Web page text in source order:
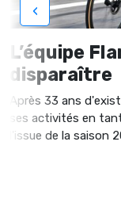
L’équipe
disparaître
Après 33 ans
ses activités en
l'issue de la saison
‹